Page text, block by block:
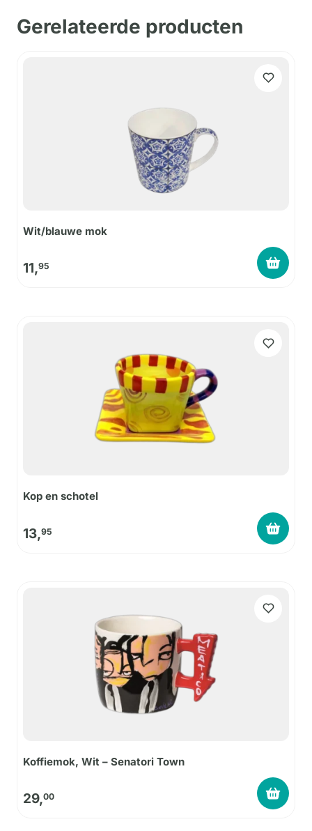
Gerelateerde producten
Wit/blauwe mok
11,95
Kop en schotel
13,95
Koffiemok, Wit – Senatori Town
29,00